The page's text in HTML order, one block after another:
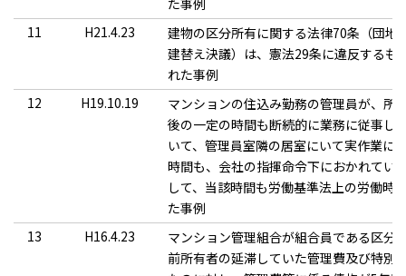
た事例
11
H21.4.23
建物の区分所有に関する法律70条（団地
建替え決議）は、憲法29条に違反するも
れた事例
12
H19.10.19
マンションの住込み勤務の管理員が、所
後の一定の時間も断続的に業務に従事し
いて、管理員室隣の居室にいて実作業に
時間も、会社の指揮命令下におかれてい
して、当該時間も労働基準法上の労働時
た事例
13
H16.4.23
マンション管理組合が組合員である区分
前所有者の延滞していた管理費及び特別